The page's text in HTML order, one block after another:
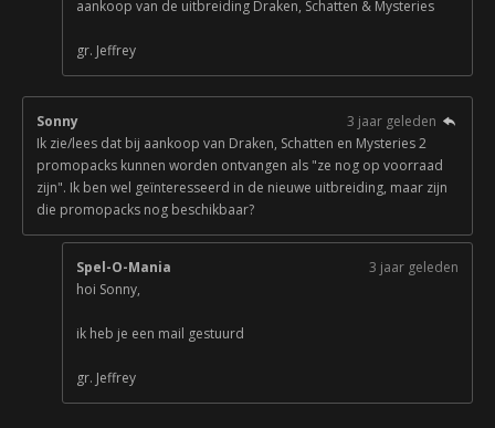
aankoop van de uitbreiding Draken, Schatten & Mysteries
gr. Jeffrey
Sonny
3 jaar geleden
Ik zie/lees dat bij aankoop van Draken, Schatten en Mysteries 2
promopacks kunnen worden ontvangen als "ze nog op voorraad
zijn". Ik ben wel geïnteresseerd in de nieuwe uitbreiding, maar zijn
die promopacks nog beschikbaar?
Spel-O-Mania
3 jaar geleden
hoi Sonny,
ik heb je een mail gestuurd
gr. Jeffrey